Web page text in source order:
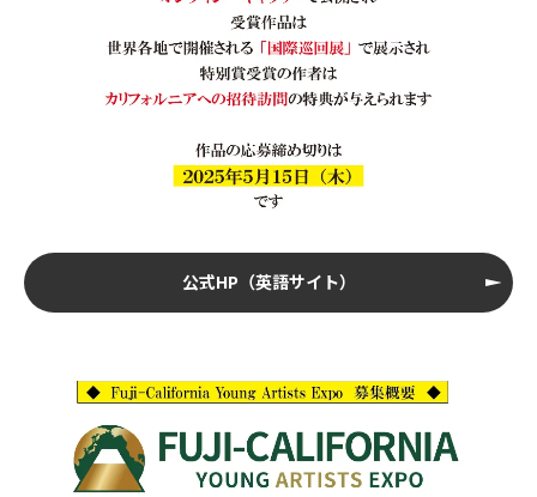
公式HP（英語サイト）